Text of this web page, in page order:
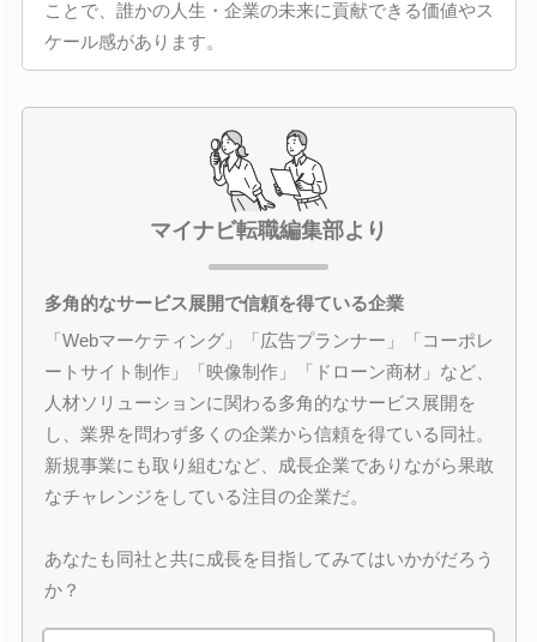
ことで、誰かの人生・企業の未来に貢献できる価値やス
ケール感があります。
マイナビ転職編集部より
多角的なサービス展開で信頼を得ている企業
「Webマーケティング」「広告プランナー」「コーポレ
ートサイト制作」「映像制作」「ドローン商材」など、
人材ソリューションに関わる多角的なサービス展開を
し、業界を問わず多くの企業から信頼を得ている同社。
新規事業にも取り組むなど、成長企業でありながら果敢
なチャレンジをしている注目の企業だ。
あなたも同社と共に成長を目指してみてはいかがだろう
か？